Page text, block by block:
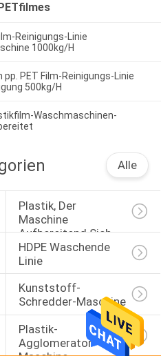
Reinigungs-Linie
1000kg/H
PET Film-Reinigungs-Linie
500kg/H
Waschmaschinen-
Alle
Plastik, Der
Maschine
Aufbereitend Sich
Wäscht
HDPE Waschende
Linie
Kunststoff-
Schredder-Maschine
Plastik-
Agglomerator-